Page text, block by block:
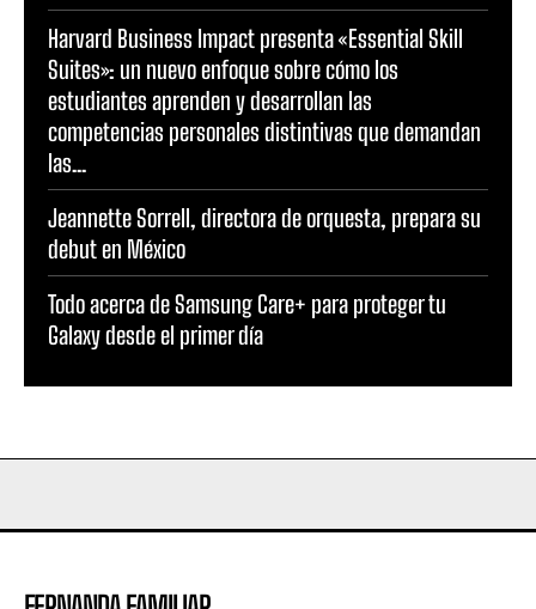
Harvard Business Impact presenta «Essential Skill
Suites»: un nuevo enfoque sobre cómo los
estudiantes aprenden y desarrollan las
competencias personales distintivas que demandan
las...
Jeannette Sorrell, directora de orquesta, prepara su
debut en México
Todo acerca de Samsung Care+ para proteger tu
Galaxy desde el primer día